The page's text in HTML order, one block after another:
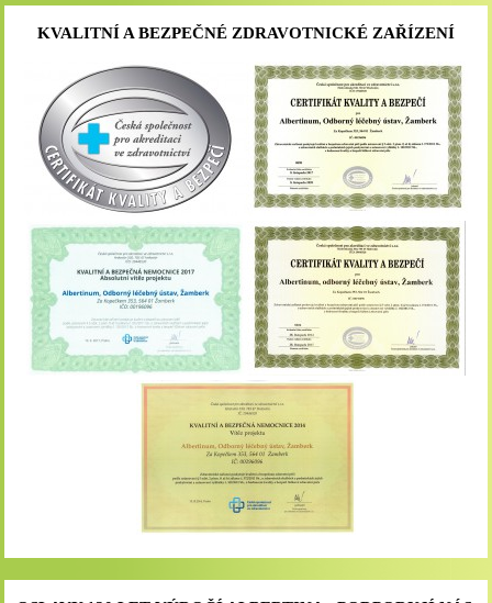
KVALITNÍ A BEZPEČNÉ ZDRAVOTNICKÉ ZAŘÍZENÍ